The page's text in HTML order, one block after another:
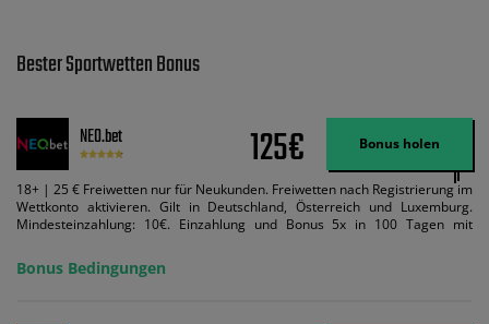
Bester Sportwetten Bonus
NEO.bet 125€ Bonus holen
18+ | 25 € Freiwetten nur für Neukunden. Freiwetten nach Registrierung im
Wettkonto aktivieren. Gilt in Deutschland, Österreich und Luxemburg.
Mindesteinzahlung: 10€. Einzahlung und Bonus 5x in 100 Tagen mit
Bedingungen können geändert werden. AGB gelten. Lizenziert; Hilfe bei
Suchtrisiken: buwei.de.
Bonus Bedingungen